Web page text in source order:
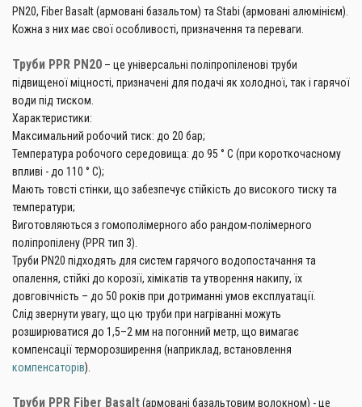
PN20, Fiber Basalt (армовані базальтом) та Stabi (армовані алюмінієм).
Кожна з них має свої особливості, призначення та переваги.
Труби PPR PN20 – це універсальні поліпропіленові труби
підвищеної міцності, призначені для подачі як холодної, так і гарячої
води під тиском.
Характеристики:
Максимальний робочий тиск: до 20 бар;
Температура робочого середовища: до 95 ° C (при короткочасному
впливі - до 110 ° C);
Мають товсті стінки, що забезпечує стійкість до високого тиску та
температури;
Виготовляються з гомополімерного або рандом-полімерного
поліпропілену (PPR тип 3).
Труби PN20 підходять для систем гарячого водопостачання та
опалення, стійкі до корозії, хімікатів та утворення накипу, їх
довговічність – до 50 років при дотриманні умов експлуатації.
Слід звернути увагу, що цю труби при нагріванні можуть
розширюватися до 1,5–2 мм на погонний метр, що вимагає
компенсації терморозширення (наприклад, встановлення
компенсаторів).
Труби PPR Fiber Basalt(армовані базальтовим волокном) - це